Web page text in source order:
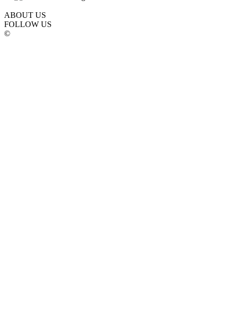
ABOUT US
FOLLOW US
©